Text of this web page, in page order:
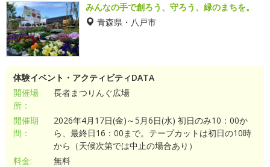
みんなの手で創ろう、守ろう、緑のまちを。
青森県・八戸市
体験イベント・アクティビティDATA
開催場
所：
長者まつりんぐ広場
開催期
間：
2026年4月17日(金)～5月6日(水) 初日のみ10：00か
ら、最終日16：00まで。テープカットは初日の10時
から（天候次第では中止の場合あり）
料金:
無料